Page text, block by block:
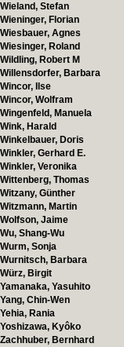
Wieland, Stefan
Wieninger, Florian
Wiesbauer, Agnes
Wiesinger, Roland
Wildling, Robert M
Willensdorfer, Barbara
Wincor, Ilse
Wincor, Wolfram
Wingenfeld, Manuela
Wink, Harald
Winkelbauer, Doris
Winkler, Gerhard E.
Winkler, Veronika
Wittenberg, Thomas
Witzany, Günther
Witzmann, Martin
Wolfson, Jaime
Wu, Shang-Wu
Wurm, Sonja
Wurnitsch, Barbara
Würz, Birgit
Yamanaka, Yasuhito
Yang, Chin-Wen
Yehia, Rania
Yoshizawa, Kyôko
Zachhuber, Bernhard